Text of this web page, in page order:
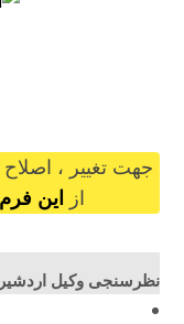
جهت تغییر ،
از
این فرم
نظرسنجی وکیل